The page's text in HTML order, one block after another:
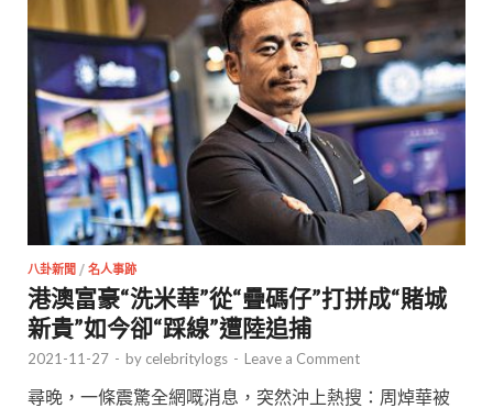
八卦新聞 / 名人事跡
港澳富豪“洗米華”從“疊碼仔”打拼成“賭城
新貴”如今卻“踩線”遭陸追捕
2021-11-27 - by celebritylogs - Leave a Comment
尋晚，一條震驚全網嘅消息，突然沖上熱搜：周焯華被